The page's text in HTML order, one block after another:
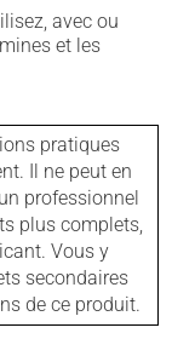
avec ou
et les
pratiques
Il ne peut en
professionnel
plus complets,
Vous y
secondaires
de ce produit.